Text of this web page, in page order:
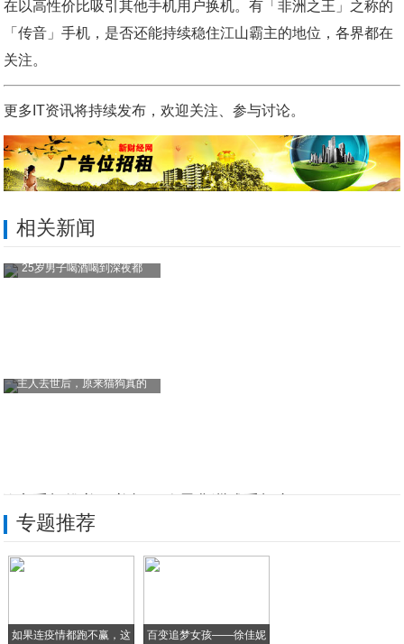
在以高性价比吸引其他手机用户换机。有「非洲之王」之称的
「传音」手机，是否还能持续稳住江山霸主的地位，各界都在
关注。
更多IT资讯将持续发布，欢迎关注、参与讨论。
相关新闻
25岁男子喝酒喝到深夜都
主人去世后，原来猫狗真的
移动办公时代，搜狗手机浏览器受上班族青睐
诺基亚800引领，智能手机领域最具设计感
专题推荐
如果连疫情都跑不赢，这
百变追梦女孩——徐佳妮